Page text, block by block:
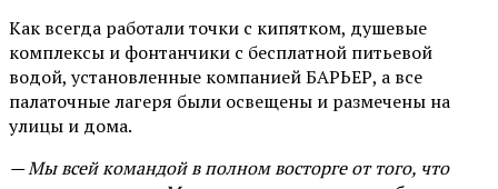
Как всегда работали точки с кипятком, душевые
комплексы и фонтанчики с бесплатной питьевой
водой, установленные компанией БАРЬЕР, а все
палаточные лагеря были освещены и размечены на
улицы и дома.
— Мы всей командой в полном восторге от того, что